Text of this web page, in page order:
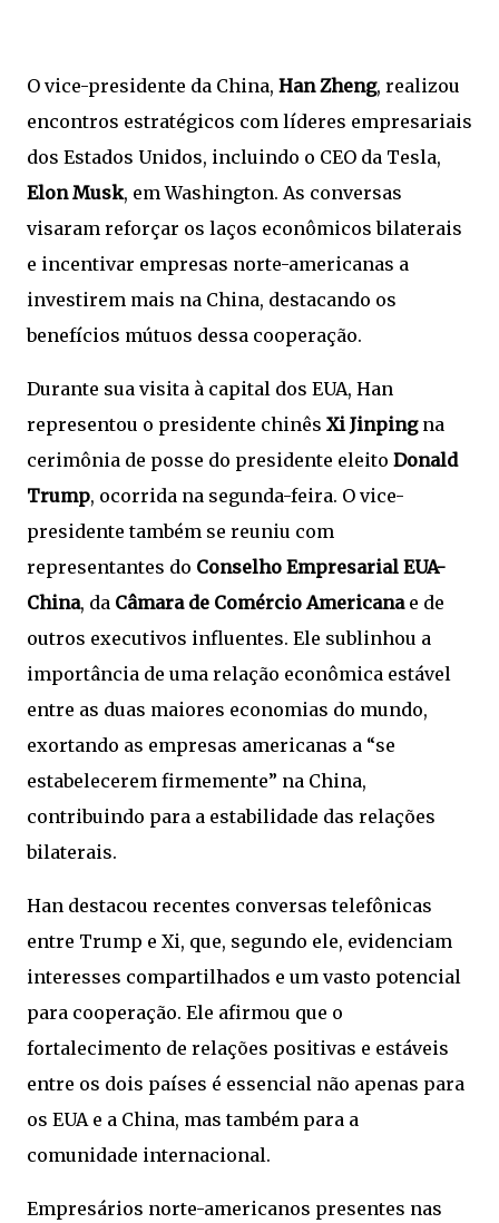
O vice-presidente da China, Han Zheng, realizou
encontros estratégicos com líderes empresariais
dos Estados Unidos, incluindo o CEO da Tesla,
Elon Musk, em Washington. As conversas
visaram reforçar os laços econômicos bilaterais
e incentivar empresas norte-americanas a
investirem mais na China, destacando os
benefícios mútuos dessa cooperação.
Durante sua visita à capital dos EUA, Han
representou o presidente chinês Xi Jinpingna
cerimônia de posse do presidente eleito Donald
Trump, ocorrida na segunda-feira. O vice-
presidente também se reuniu com
representantes do Conselho Empresarial EUA-
China, da Câmara de Comércio Americanae de
outros executivos influentes. Ele sublinhou a
importância de uma relação econômica estável
entre as duas maiores economias do mundo,
exortando as empresas americanas a “se
estabelecerem firmemente” na China,
contribuindo para a estabilidade das relações
bilaterais.
Han destacou recentes conversas telefônicas
entre Trump e Xi, que, segundo ele, evidenciam
interesses compartilhados e um vasto potencial
para cooperação. Ele afirmou que o
fortalecimento de relações positivas e estáveis
entre os dois países é essencial não apenas para
os EUA e a China, mas também para a
comunidade internacional.
Empresários norte-americanos presentes nas